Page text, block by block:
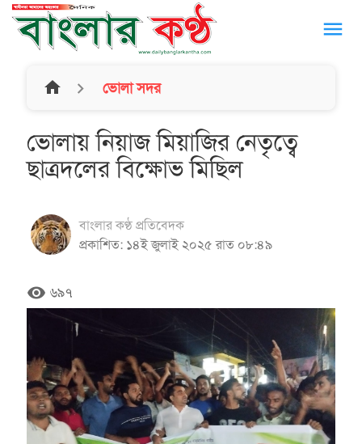
menu
home ভোলা সদর
ভোলায় নিয়াজ মিয়াজির নেতৃত্বে
ছাত্রদলের বিক্ষোভ মিছিল
বাংলার কণ্ঠ প্রতিবেদক
প্রকাশিত: ১৪ই জুলাই ২০২৫ রাত ০৮:৪৯
remove_red_eye ৬৯৭